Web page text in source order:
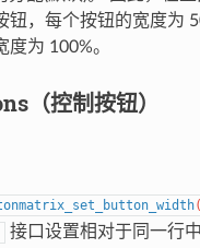
钮，每个按钮的宽度为
为 100%。
（控制按钮）
(
接口设置相对于同一行